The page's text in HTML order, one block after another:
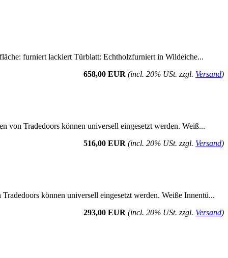
furniert lackiert Türblatt: Echtholzfurniert in Wildeiche...
658,00 EUR (incl. 20% USt. zzgl. Versand)
von Tradedoors können universell eingesetzt werden. Weiß...
516,00 EUR (incl. 20% USt. zzgl. Versand)
können universell eingesetzt werden. Weiße Innentü...
293,00 EUR (incl. 20% USt. zzgl. Versand)